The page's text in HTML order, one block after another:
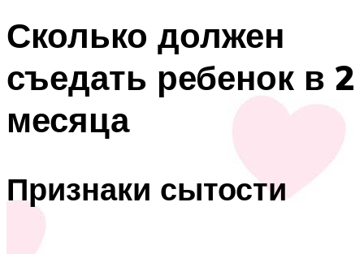
Сколько должен
съедать ребенок в 2
месяца
Признаки сытости